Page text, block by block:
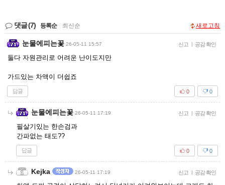
댓글(7) 등록순 최신순 새로고침
눈물에피는꽃 26-05-11 15:57 신고 | 공감 확인
둘다 자원관리로 어려운 난이도지만
가드있는 차액이 더쉽죠
답글 0
0
눈물에피는꽃 26-05-11 17:19 신고 | 공감 확인
필살기있는 한손검과
간파없는 태도??
답글 0
0
Kejka 26-05-11 17:19 신고 | 공감 확인